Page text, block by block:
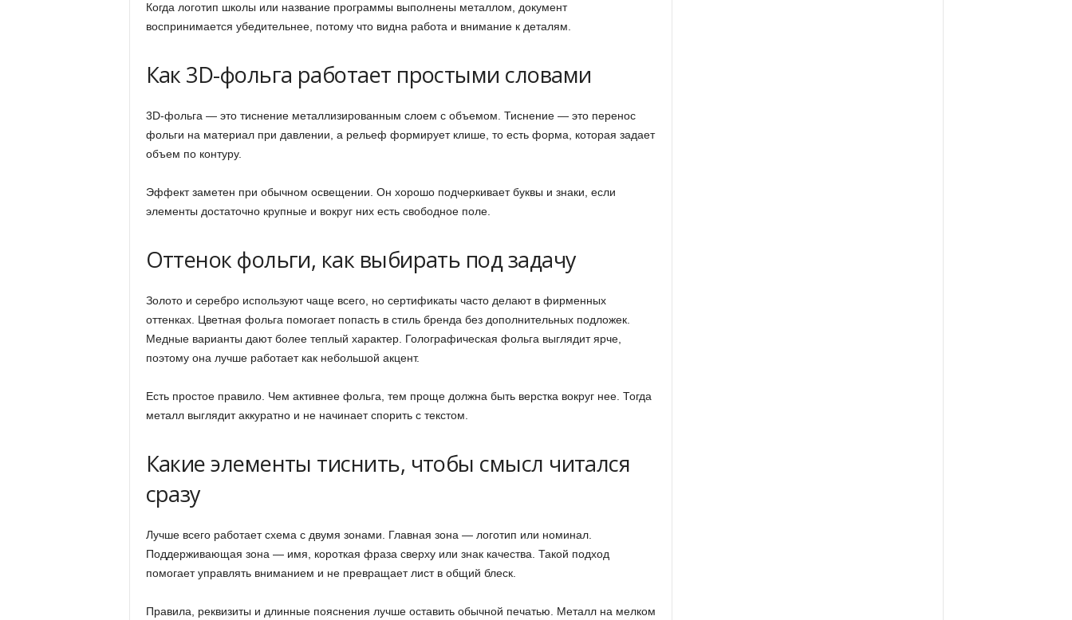
Когда логотип школы или название программы выполнены металлом, документ
воспринимается убедительнее, потому что видна работа и внимание к деталям.
Как 3D-фольга работает простыми словами
3D-фольга — это тиснение металлизированным слоем с объемом. Тиснение — это перенос
фольги на материал при давлении, а рельеф формирует клише, то есть форма, которая задает
объем по контуру.
Эффект заметен при обычном освещении. Он хорошо подчеркивает буквы и знаки, если
элементы достаточно крупные и вокруг них есть свободное поле.
Оттенок фольги, как выбирать под задачу
Золото и серебро используют чаще всего, но сертификаты часто делают в фирменных
оттенках. Цветная фольга помогает попасть в стиль бренда без дополнительных подложек.
Медные варианты дают более теплый характер. Голографическая фольга выглядит ярче,
поэтому она лучше работает как небольшой акцент.
Есть простое правило. Чем активнее фольга, тем проще должна быть верстка вокруг нее. Тогда
металл выглядит аккуратно и не начинает спорить с текстом.
Какие элементы тиснить, чтобы смысл читался
сразу
Лучше всего работает схема с двумя зонами. Главная зона — логотип или номинал.
Поддерживающая зона — имя, короткая фраза сверху или знак качества. Такой подход
помогает управлять вниманием и не превращает лист в общий блеск.
Правила, реквизиты и длинные пояснения лучше оставить обычной печатью. Металл на мелком